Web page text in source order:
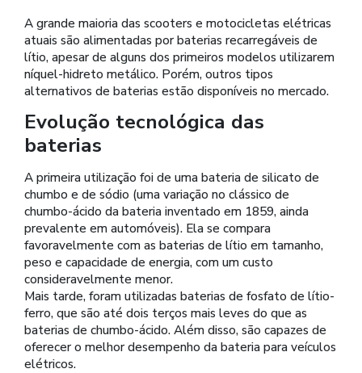
A grande maioria das scooters e motocicletas elétricas
atuais são alimentadas por baterias recarregáveis de
lítio, apesar de alguns dos primeiros modelos utilizarem
níquel-hidreto metálico. Porém, outros tipos
alternativos de baterias estão disponíveis no mercado.
Evolução tecnológica das
baterias
A primeira utilização foi de uma bateria de silicato de
chumbo e de sódio (uma variação no clássico de
chumbo-ácido da bateria inventado em 1859, ainda
prevalente em automóveis). Ela se compara
favoravelmente com as baterias de lítio em tamanho,
peso e capacidade de energia, com um custo
consideravelmente menor.
Mais tarde, foram utilizadas baterias de fosfato de lítio-
ferro, que são até dois terços mais leves do que as
baterias de chumbo-ácido. Além disso, são capazes de
oferecer o melhor desempenho da bateria para veículos
elétricos.